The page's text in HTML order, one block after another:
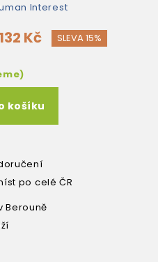
Interest
132 Kč SLEVA 15%
košíku
po celé ČR
Berouně